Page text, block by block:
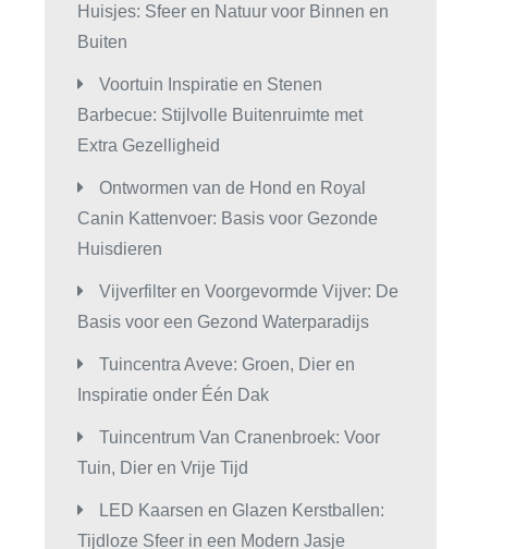
Huisjes: Sfeer en Natuur voor Binnen en
Buiten
Voortuin Inspiratie en Stenen
Barbecue: Stijlvolle Buitenruimte met
Extra Gezelligheid
Ontwormen van de Hond en Royal
Canin Kattenvoer: Basis voor Gezonde
Huisdieren
Vijverfilter en Voorgevormde Vijver: De
Basis voor een Gezond Waterparadijs
Tuincentra Aveve: Groen, Dier en
Inspiratie onder Één Dak
Tuincentrum Van Cranenbroek: Voor
Tuin, Dier en Vrije Tijd
LED Kaarsen en Glazen Kerstballen:
Tijdloze Sfeer in een Modern Jasje